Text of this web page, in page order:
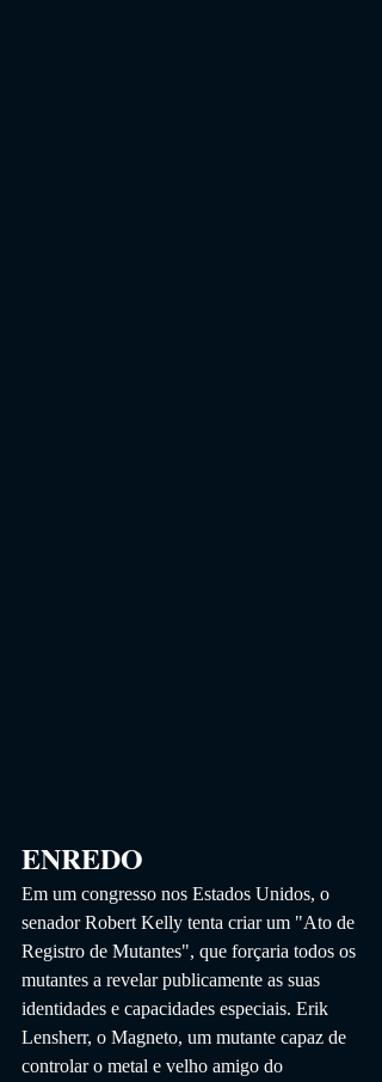
ENREDO
Em um congresso nos Estados Unidos, o
senador Robert Kelly tenta criar um "Ato de
Registro de Mutantes", que forçaria todos os
mutantes a revelar publicamente as suas
identidades e capacidades especiais. Erik
Lensherr, o Magneto, um mutante capaz de
controlar o metal e velho amigo do